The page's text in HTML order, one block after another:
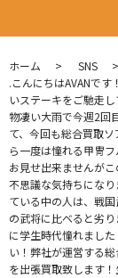
ホーム
SNS
.こんにちはAVANで
いステーキをご馳走
物凄い大雨で今週2回
て、今回も総合買取
ら一度は憧れる甲冑
お見せ出来ませんが
不思議な気持ちにな
ている中の人は、戦
の武将に比べると劣
に学生時代憧れまし
い！弊社が運営する
を出張買取致します